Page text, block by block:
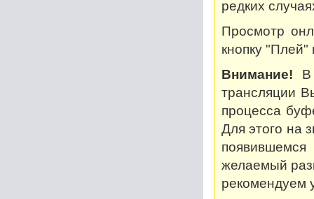
редких
Просмотр
кнопку
Внимание! В
трансляции
процесса
Для этого на
желаемый
рекомендуем